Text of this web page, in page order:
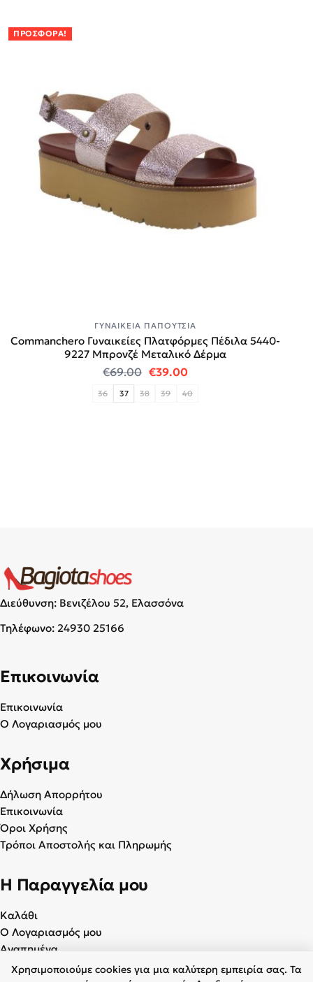
ΠΡΟΣΦΟΡΆ!
ΓΥΝΑΙΚΕΊΑ ΠΑΠΟΎΤΣΙΑ
Commanchero Γυναικείες Πλατφόρμες Πέδιλα 5440-
9227 Mπρονζέ Μεταλικό Δέρμα
€69.00 Original price was: €69.00.
€39.00Η τρέχουσα τιμή
36 37 38 39 40
Διεύθυνση: Βενιζέλου 52, Ελασσόνα
Τηλέφωνο: 24930 25166
Επικοινωνία
Επικοινωνία
Ο Λογαριασμός μου
Χρήσιμα
Δήλωση Απορρήτου
Επικοινωνία
Όροι Χρήσης
Τρόποι Αποστολής και Πληρωμής
Η Παραγγελία μου
Καλάθι
Ο Λογαριασμός μου
Αγαπημένα
Χρησιμοποιούμε cookies για μια καλύτερη εμπειρία σας. Τα